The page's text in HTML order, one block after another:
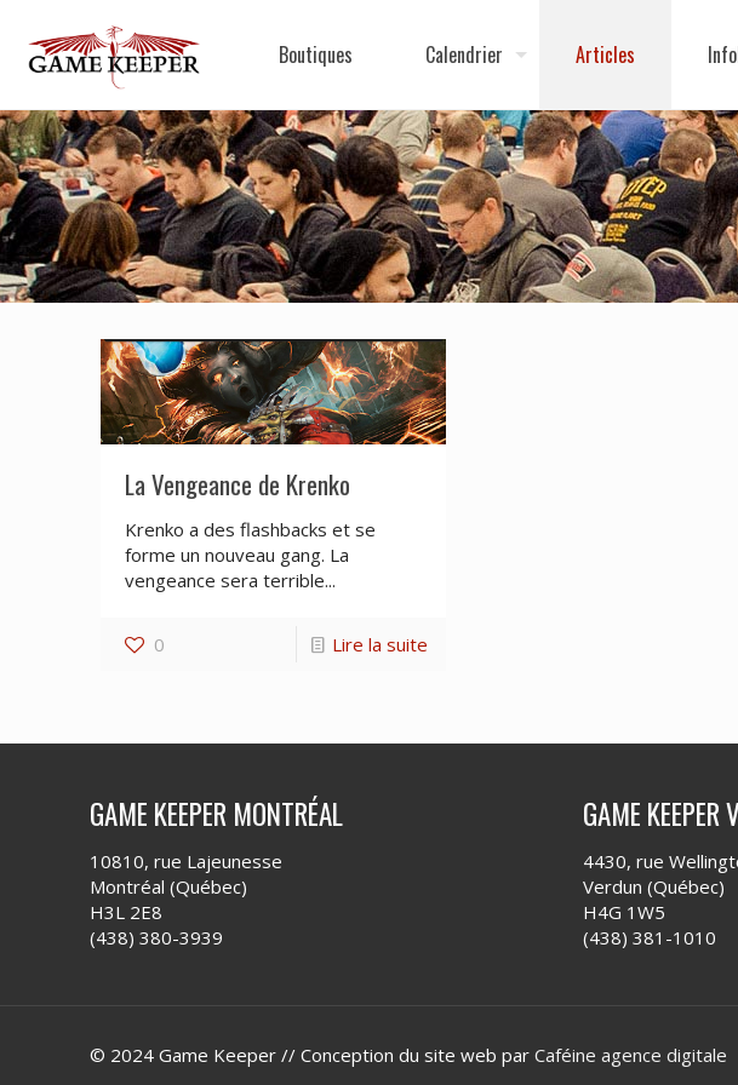
Boutiques Calendrier Articles
La Vengeance de Krenko
Krenko a des flashbacks et se
forme un nouveau gang. La
vengeance sera terrible...
0 Lire la suite
GAME KEEPER MONTRÉAL
10810, rue Lajeunesse
Montréal (Québec)
H3L 2E8
(438) 380-3939
GAME KEEPER
4430, rue
Verdun (Québec)
H4G 1W5
(438) 381-1010
© 2024 Game Keeper // Conception du site web par Caféine agence digitale